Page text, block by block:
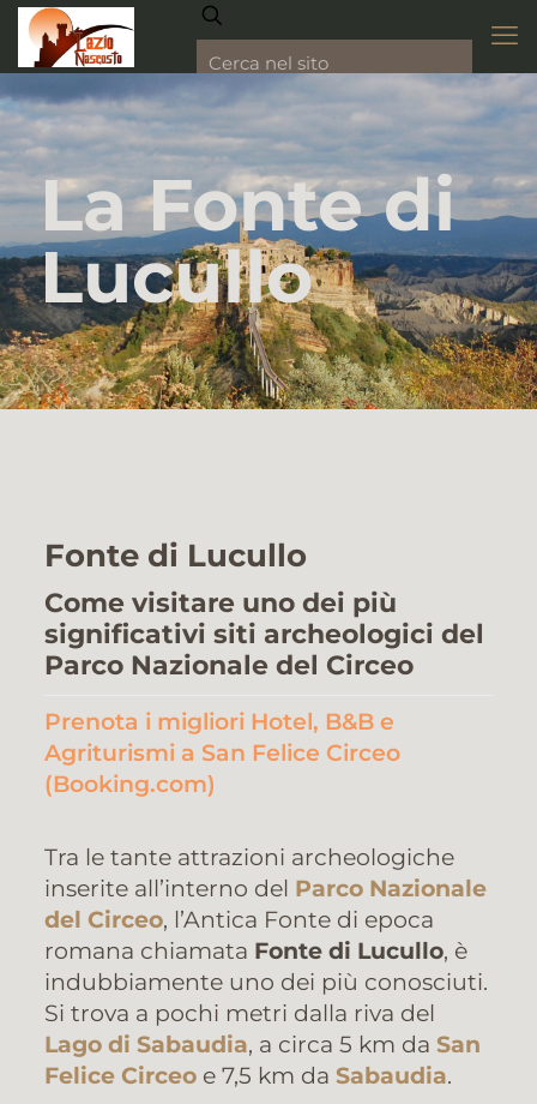
La Fonte di
Lucullo
Fonte di Lucullo
Come visitare uno dei più
significativi siti archeologici del
Parco Nazionale del Circeo
Prenota i migliori Hotel, B&B e
Agriturismi a San Felice Circeo
(Booking.com)
Tra le tante attrazioni archeologiche
inserite all’interno del Parco Nazionale
del Circeo, l’Antica Fonte di epoca
romana chiamata Fonte di Lucullo, è
indubbiamente uno dei più conosciuti.
Si trova a pochi metri dalla riva del
Lago di Sabaudia, a circa 5 km da San
Felice Circeoe 7,5 km da Sabaudia.